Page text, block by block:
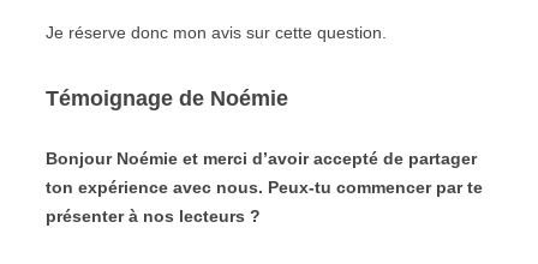
Je réserve donc mon avis sur cette question.
Témoignage de Noémie
Bonjour Noémie et merci d’avoir accepté de partager
ton expérience avec nous. Peux-tu commencer par te
présenter à nos lecteurs ?